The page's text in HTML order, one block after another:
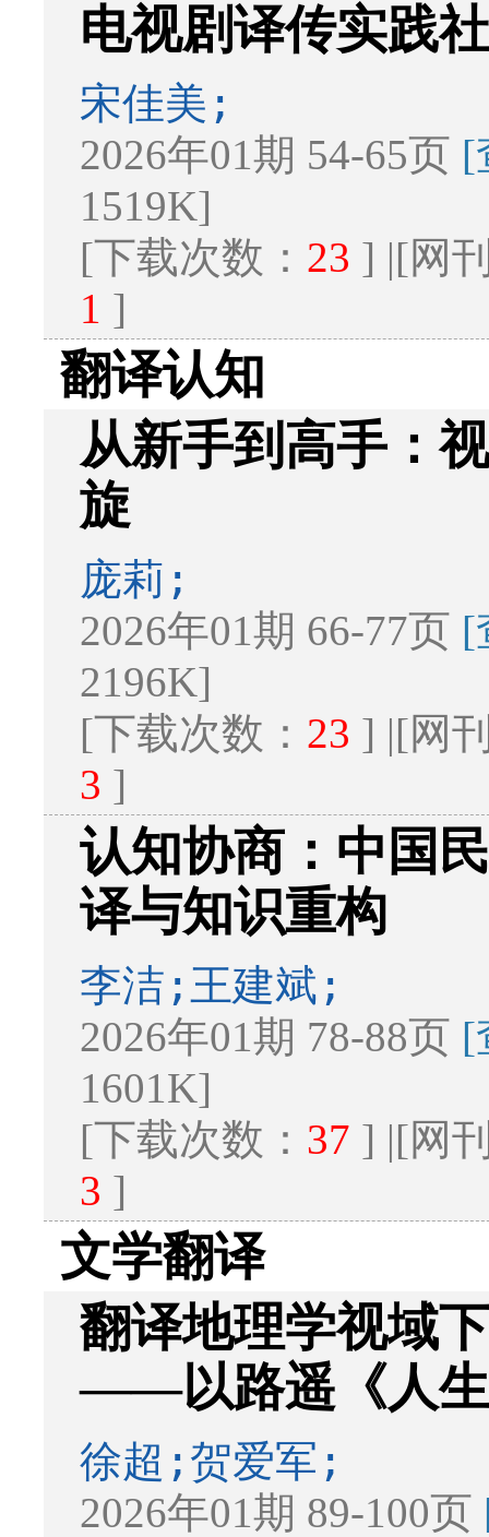
电视剧译传实践
宋佳美;
2026年01期 54-65页 [
1519K]
[下载次数： 23 ] |[网
1 ]
翻译认知
从新手到高手：
旋
庞莉;
2026年01期 66-77页 [
2196K]
[下载次数： 23 ] |[网
3 ]
认知协商：中国
译与知识重构
李洁;王建斌;
2026年01期 78-88页 [
1601K]
[下载次数： 37 ] |[网
3 ]
文学翻译
翻译地理学视域
——以路遥《人生
徐超;贺爱军;
2026年01期 89-100页